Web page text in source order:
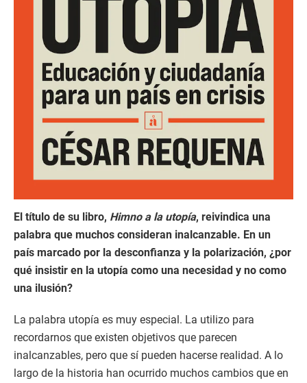
El título de su libro, Himno a la utopía, reivindica una
palabra que muchos consideran inalcanzable. En un
país marcado por la desconfianza y la polarización, ¿por
qué insistir en la utopía como una necesidad y no como
una ilusión?
La palabra utopía es muy especial. La utilizo para
recordarnos que existen objetivos que parecen
inalcanzables, pero que sí pueden hacerse realidad. A lo
largo de la historia han ocurrido muchos cambios que en